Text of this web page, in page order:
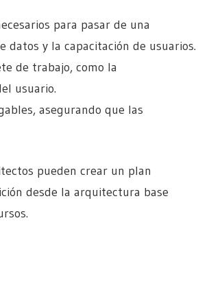
para pasar de una
y la capacitación de usuarios.
de trabajo, como la
usuario.
asegurando que las
pueden crear un plan
desde la arquitectura base